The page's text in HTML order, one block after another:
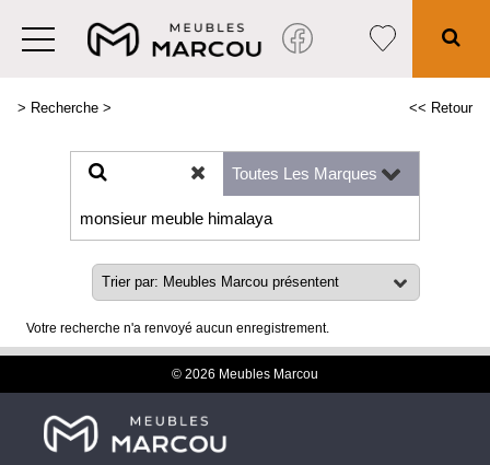
> Recherche > << Retour
Votre recherche n'a renvoyé aucun enregistrement.
© 2026 Meubles Marcou